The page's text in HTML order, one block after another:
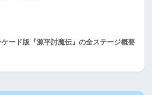
ケード版『源平討魔伝』の全ステージ概要